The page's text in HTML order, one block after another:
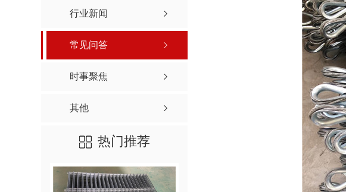
行业新闻
常见问答
时事聚焦
其他
热门推荐